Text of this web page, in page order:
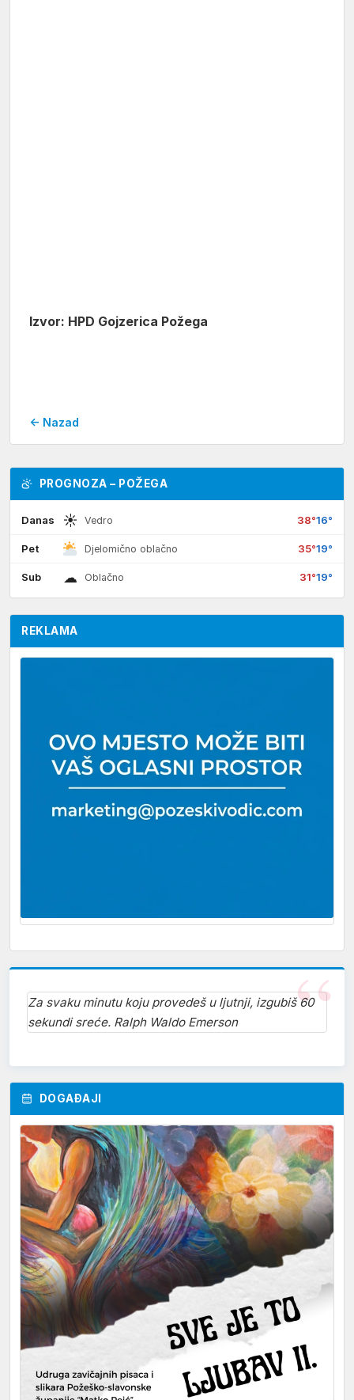
Izvor: HPD Gojzerica Požega
← Nazad
PROGNOZA – POŽEGA
Danas ☀ Vedro 38°16°
Pet Djelomično oblačno 35°19°
Sub ☁ Oblačno 31°19°
REKLAMA
Za svaku minutu koju provedeš u ljutnji, izgubiš 60
sekundi sreće. Ralph Waldo Emerson
DOGAĐAJI